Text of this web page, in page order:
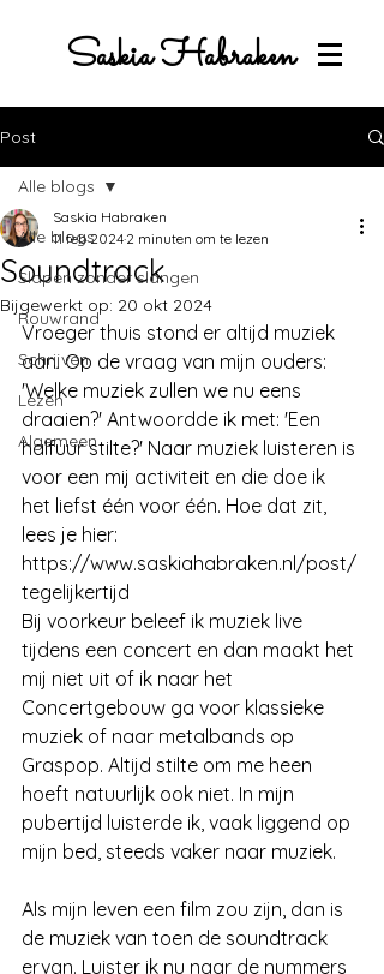
Saskia Habraken
Post
Alle blogs
Slapen zonder slangen
Rouwrand
Schrijven
Lezen
Algemeen
Alle blogs
Soundtrack
Saskia Habraken
11 feb 2024 2 minuten om te lezen
Bijgewerkt op: 20 okt 2024
Vroeger thuis stond er altijd muziek
aan. Op de vraag van mijn ouders:
'Welke muziek zullen we nu eens
draaien?' Antwoordde ik met: 'Een
halfuur stilte?' Naar muziek luisteren is
voor een mij activiteit en die doe ik
het liefst één voor één. Hoe dat zit,
lees je hier:
https://www.saskiahabraken.nl/post/
tegelijkertijd
Bij voorkeur beleef ik muziek live
tijdens een concert en dan maakt het
mij niet uit of ik naar het
Concertgebouw ga voor klassieke
muziek of naar metalbands op
Graspop. Altijd stilte om me heen
hoeft natuurlijk ook niet. In mijn
pubertijd luisterde ik, vaak liggend op
mijn bed, steeds vaker naar muziek.
Als mijn leven een film zou zijn, dan is
de muziek van toen de soundtrack
ervan. Luister ik nu naar de nummers